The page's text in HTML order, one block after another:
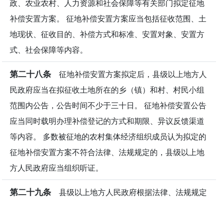
政、农业农村、人力资源和社会保障等有关部门拟定征地
补偿安置方案。 征地补偿安置方案应当包括征收范围、土
地现状、征收目的、补偿方式和标准、安置对象、安置方
式、社会保障等内容。
第二十八条 征地补偿安置方案拟定后，县级以上地方人
民政府应当在拟征收土地所在的乡（镇）和村、村民小组
范围内公告，公告时间不少于三十日。 征地补偿安置公告
应当同时载明办理补偿登记的方式和期限、异议反馈渠道
等内容。 多数被征地的农村集体经济组织成员认为拟定的
征地补偿安置方案不符合法律、法规规定的，县级以上地
方人民政府应当组织听证。
第二十九条 县级以上地方人民政府根据法律、法规规定